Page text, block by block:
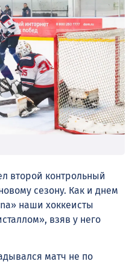
второй контрольный
сезону. Как и днем
наши хоккеисты
взяв у него
матч не по